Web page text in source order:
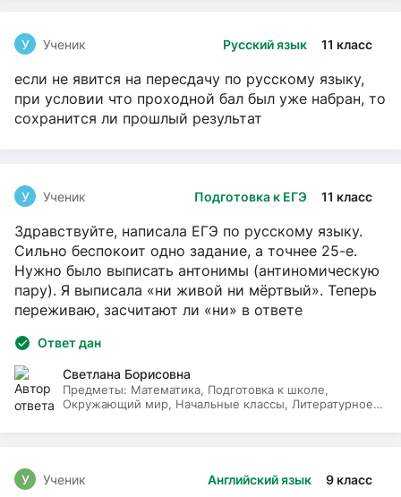
Русский язык 11 класс
У Ученик
если не явится на пересдачу по русскому языку,
при условии что проходной бал был уже набран, то
сохранится ли прошлый результат
Подготовка к ЕГЭ 11 класс
У Ученик
Здравствуйте, написала ЕГЭ по русскому языку.
Сильно беспокоит одно задание, а точнее 25-е.
Нужно было выписать антонимы (антиномическую
пару). Я выписала «ни живой ни мёртвый». Теперь
переживаю, засчитают ли «ни» в ответе
Ответ дан
Светлана Борисовна
Предметы: Математика, Подготовка к школе,
Окружающий мир, Начальные классы, Литературное
Английский язык 9 класс
У Ученик